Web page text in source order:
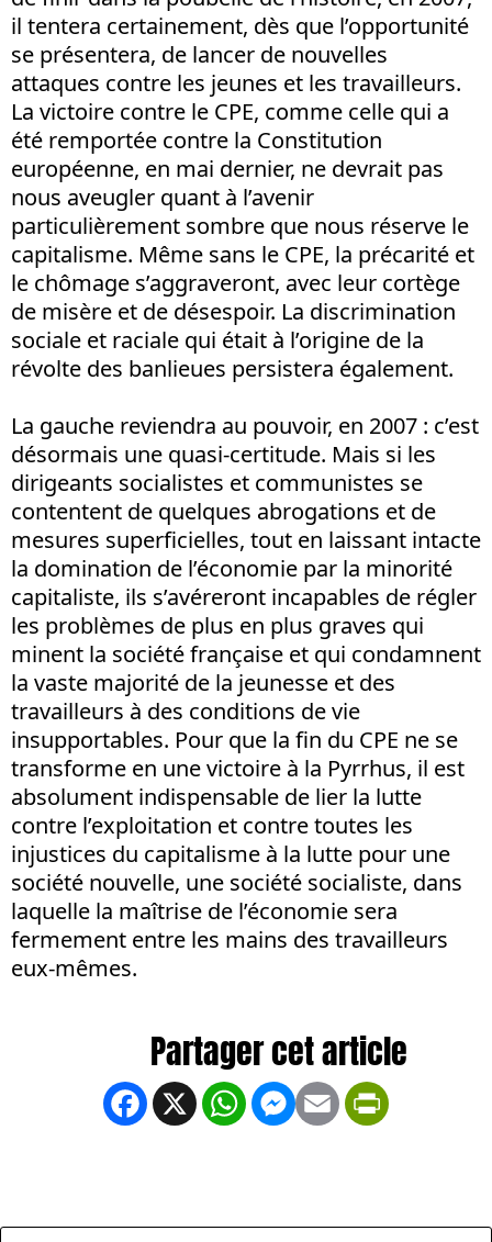
il tentera certainement, dès que l’opportunité
se présentera, de lancer de nouvelles
attaques contre les jeunes et les travailleurs.
La victoire contre le CPE, comme celle qui a
été remportée contre la Constitution
européenne, en mai dernier, ne devrait pas
nous aveugler quant à l’avenir
particulièrement sombre que nous réserve le
capitalisme. Même sans le CPE, la précarité et
le chômage s’aggraveront, avec leur cortège
de misère et de désespoir. La discrimination
sociale et raciale qui était à l’origine de la
révolte des banlieues persistera également.
La gauche reviendra au pouvoir, en 2007 : c’est
désormais une quasi-certitude. Mais si les
dirigeants socialistes et communistes se
contentent de quelques abrogations et de
mesures superficielles, tout en laissant intacte
la domination de l’économie par la minorité
capitaliste, ils s’avéreront incapables de régler
les problèmes de plus en plus graves qui
minent la société française et qui condamnent
la vaste majorité de la jeunesse et des
travailleurs à des conditions de vie
insupportables. Pour que la fin du CPE ne se
transforme en une victoire à la Pyrrhus, il est
absolument indispensable de lier la lutte
contre l’exploitation et contre toutes les
injustices du capitalisme à la lutte pour une
société nouvelle, une société socialiste, dans
laquelle la maîtrise de l’économie sera
fermement entre les mains des travailleurs
eux-mêmes.
Facebook
X WhatsApp
Messenger
Email